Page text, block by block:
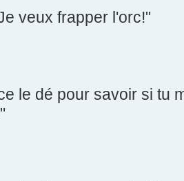
veux frapper l'orc!"
le dé pour savoir si tu